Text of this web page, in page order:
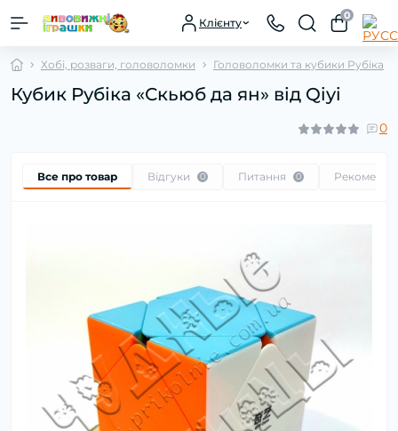
Клієнту
0
Хобі, розваги, головоломки Головоломки та кубики Рубіка
Кубик Рубіка «Скьюб да ян» від Qiyi
0
Все про товар Відгуки 0 Питання 0